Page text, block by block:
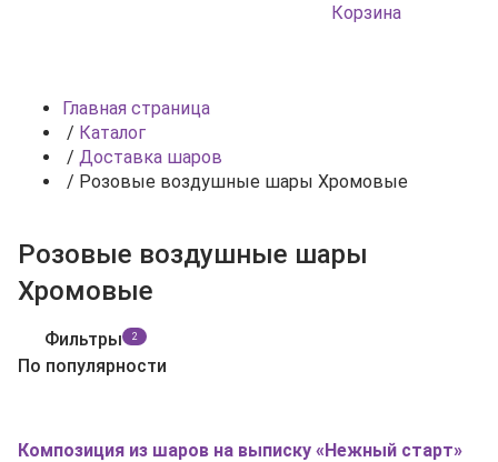
Корзина
Главная страница
/ Каталог
/ Доставка шаров
/ Розовые воздушные шары Хромовые
Розовые воздушные шары
Хромовые
Фильтры 2
По популярности
Композиция из шаров на выписку «Нежный старт»